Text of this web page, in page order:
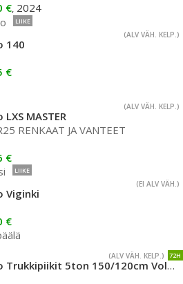
€, 2024
LIIKE
(ALV VÄH. KELP.)
140
€
(ALV VÄH. KELP.)
LXS MASTER
RENKAAT JA VANTEET
€
LIIKE
(EI ALV VÄH.)
Viginki
€
72H
(ALV VÄH. KELP.)
Volvo Trukkipiikit 5ton 150/120cm Volvo BM